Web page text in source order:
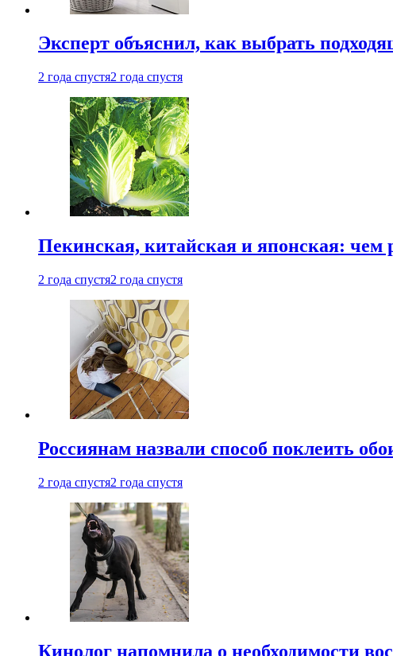
Эксперт объяснил, как выбрать
2 года спустя2 года спустя
Пекинская, китайская и японская:
2 года спустя2 года спустя
Россиянам назвали способ поклеить
2 года спустя2 года спустя
Кинолог напомнила о необходимости